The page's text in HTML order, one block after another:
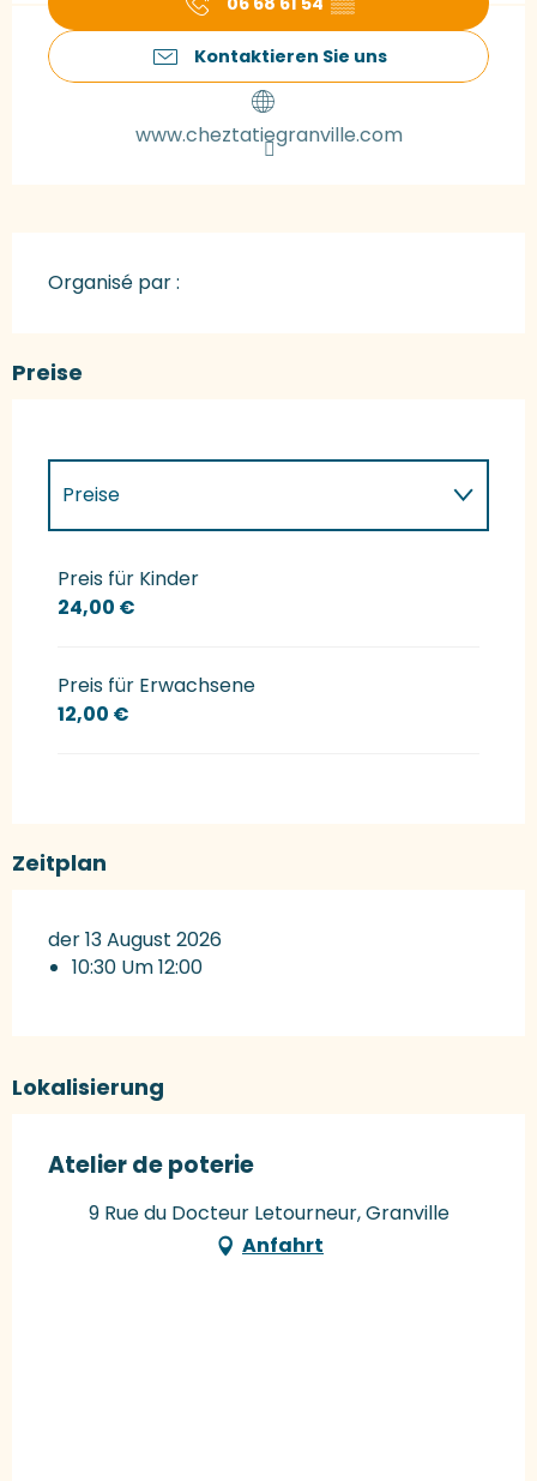
Kontaktieren Sie uns
www.cheztatiegranville.com
Organisé par :
Preise
Preise
Preise 2027
Preis für Kinder
24,00 €
Preis für Erwachsene
12,00 €
Zeitplan
der 13 August 2026
10:30 Um 12:00
Lokalisierung
Atelier de poterie
9 Rue du Docteur Letourneur, Granville
Anfahrt